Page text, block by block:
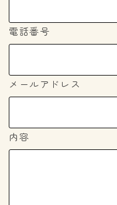
電話番号
メールアドレス
内容